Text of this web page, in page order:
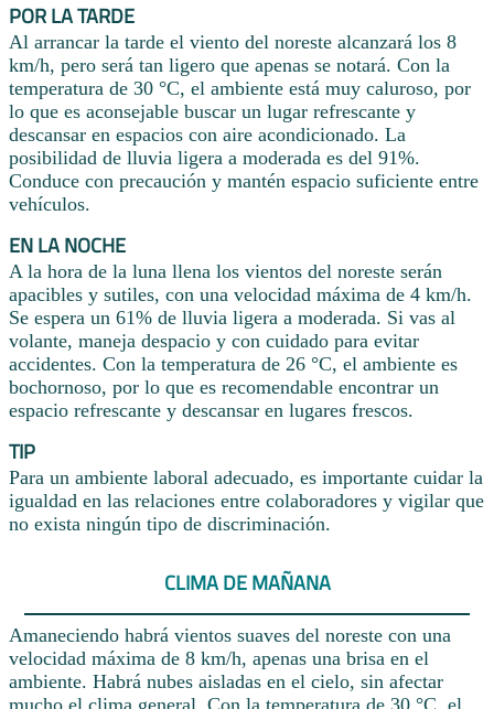
POR LA TARDE
Al arrancar la tarde el viento del noreste alcanzará los 8
km/h, pero será tan ligero que apenas se notará. Con la
temperatura de 30 °C, el ambiente está muy caluroso, por
lo que es aconsejable buscar un lugar refrescante y
descansar en espacios con aire acondicionado. La
posibilidad de lluvia ligera a moderada es del 91%.
Conduce con precaución y mantén espacio suficiente entre
vehículos.
EN LA NOCHE
A la hora de la luna llena los vientos del noreste serán
apacibles y sutiles, con una velocidad máxima de 4 km/h.
Se espera un 61% de lluvia ligera a moderada. Si vas al
volante, maneja despacio y con cuidado para evitar
accidentes. Con la temperatura de 26 °C, el ambiente es
bochornoso, por lo que es recomendable encontrar un
espacio refrescante y descansar en lugares frescos.
TIP
Para un ambiente laboral adecuado, es importante cuidar la
igualdad en las relaciones entre colaboradores y vigilar que
no exista ningún tipo de discriminación.
CLIMA DE MAÑANA
Amaneciendo habrá vientos suaves del noreste con una
velocidad máxima de 8 km/h, apenas una brisa en el
ambiente. Habrá nubes aisladas en el cielo, sin afectar